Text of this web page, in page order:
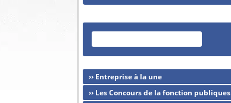
›› Entreprise à la une
›› Les Concours de la fonction publiques